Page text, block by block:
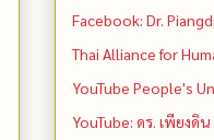
Facebook: Dr.
Thai Alliance for
YouTube People's
YouTube: ดร. เพียงดิ